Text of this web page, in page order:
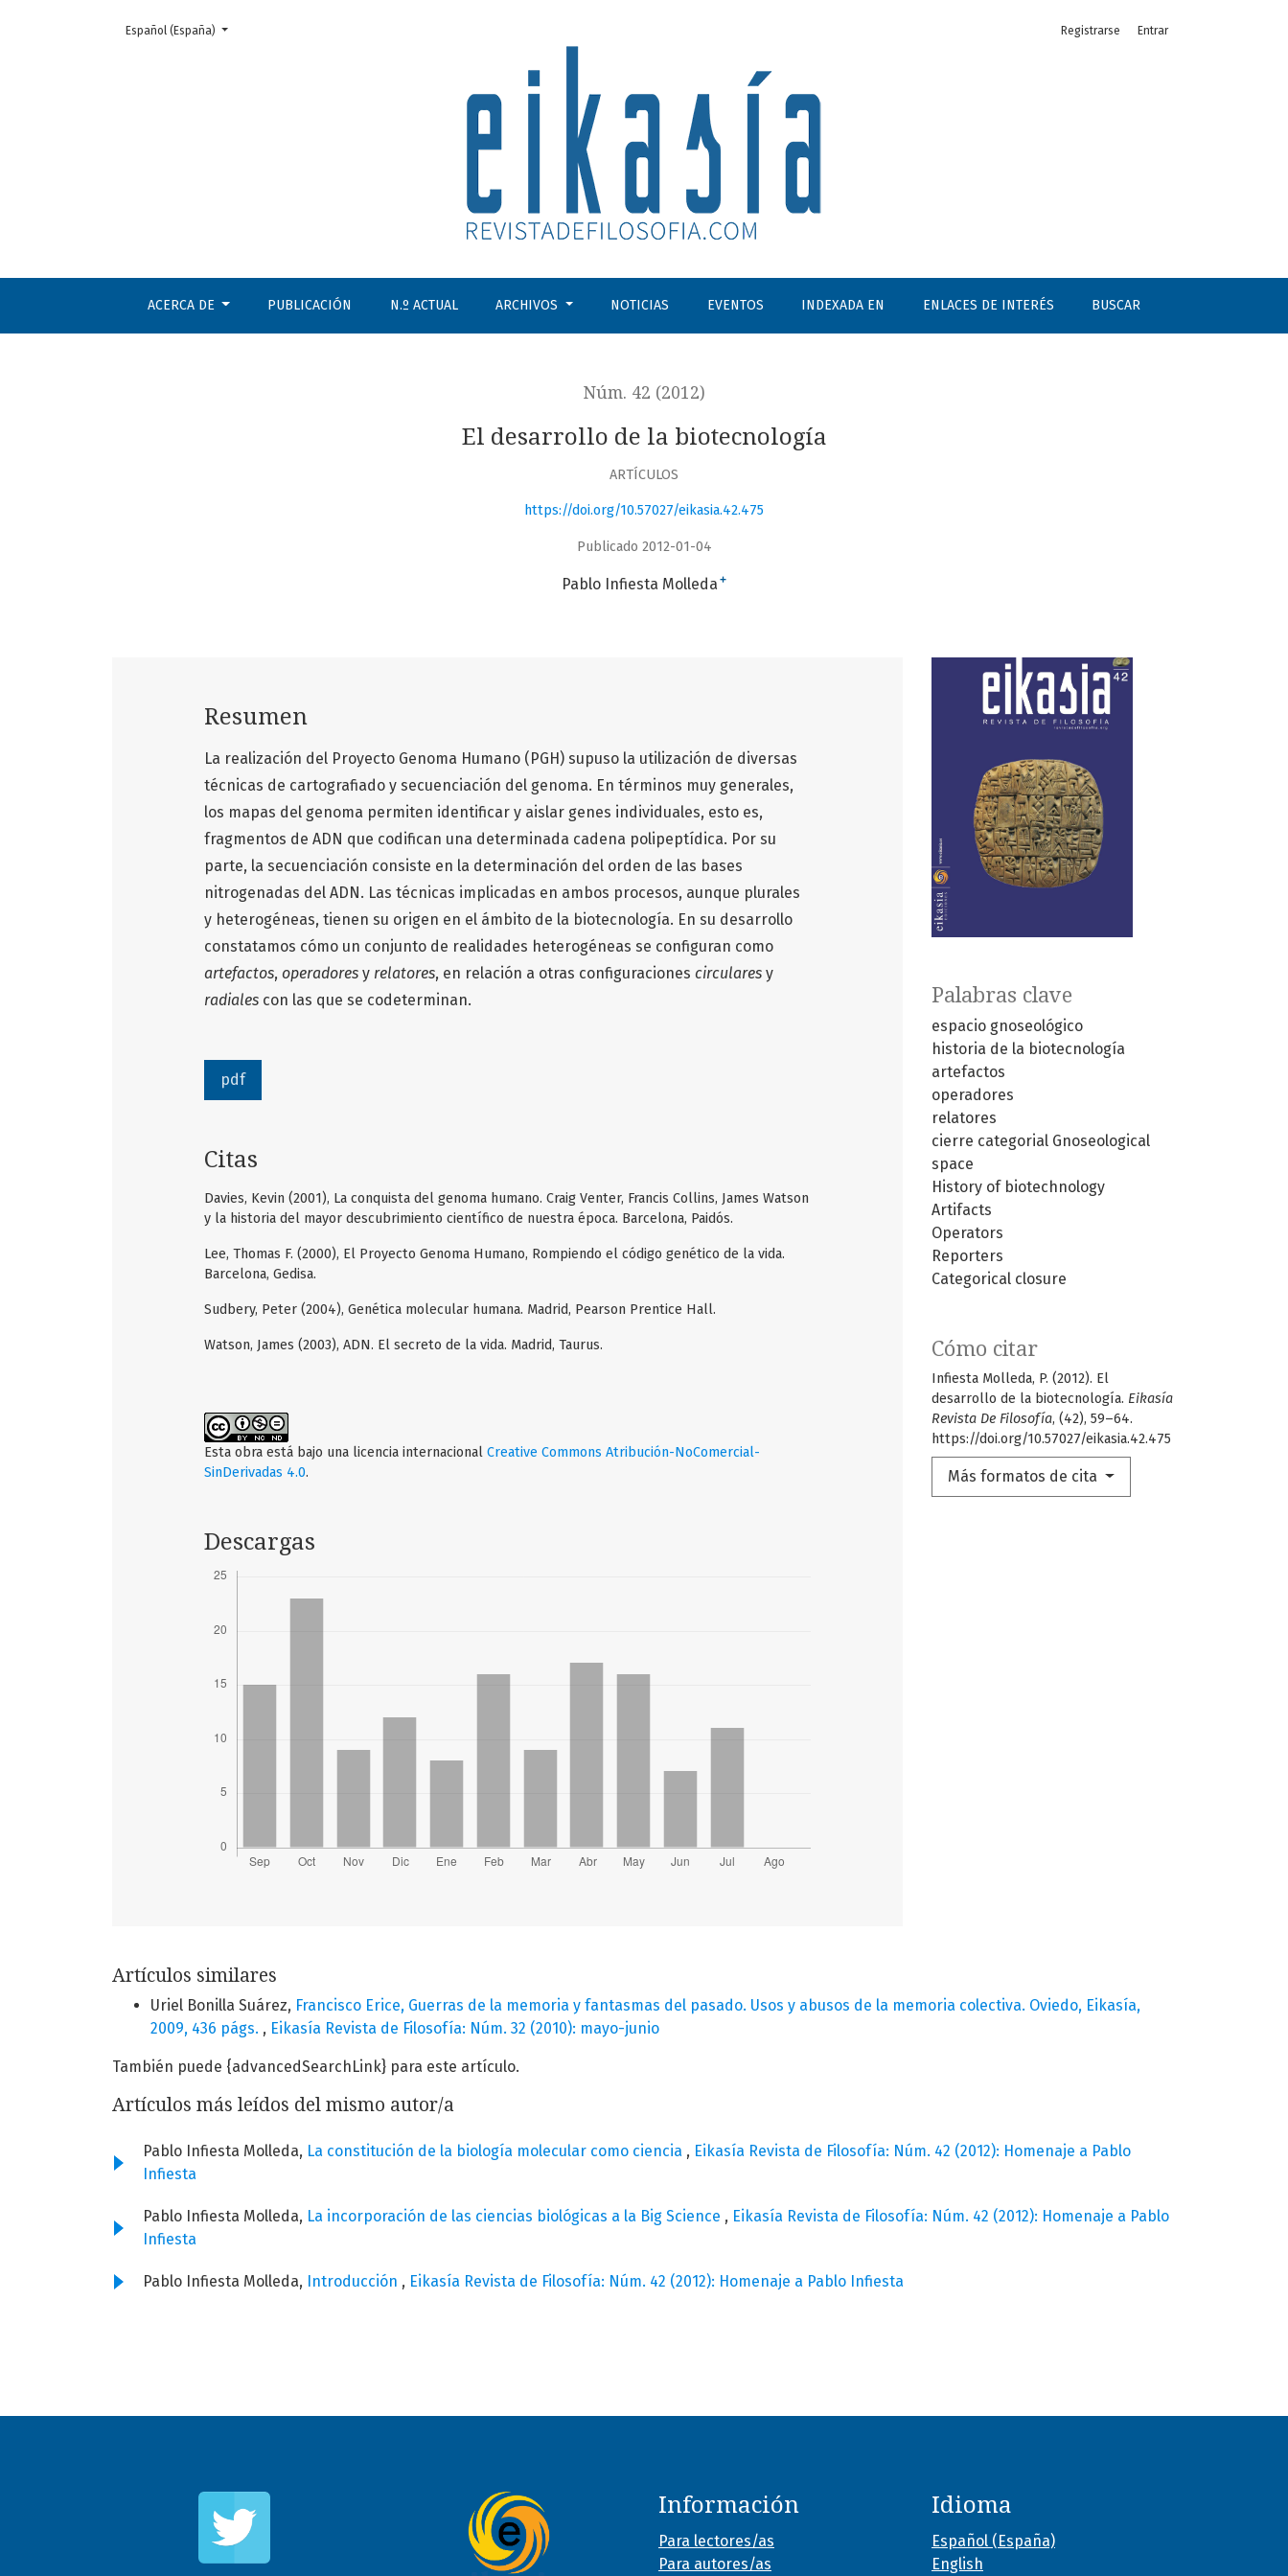
El desarrollo de la biotecnología
Registrarse Entrar
Cambiar el idioma. El actual es:
Español (España)
ACERCA DE PUBLICACIÓN N.º ACTUAL ARCHIVOS NOTICIAS EVENTOS INDEXADA EN ENLACES DE INTERÉS BUSCAR
Núm. 42 (2012)
El desarrollo de la biotecnología
ARTÍCULOS
https://doi.org/10.57027/eikasia.42.475
Publicado 2012-01-04
Pablo Infiesta Molleda +
Palabras clave
espacio gnoseológico
historia de la biotecnología
artefactos
operadores
relatores
cierre categorial Gnoseological
space
History of biotechnology
Artifacts
Operators
Reporters
Categorical closure
Cómo citar
Infiesta Molleda, P. (2012). El
desarrollo de la biotecnología. Eikasía
Revista De Filosofía, (42), 59–64.
https://doi.org/10.57027/eikasia.42.475
Más formatos de cita
Resumen
La realización del Proyecto Genoma Humano (PGH) supuso la utilización de diversas
técnicas de cartografiado y secuenciación del genoma. En términos muy generales,
los mapas del genoma permiten identificar y aislar genes individuales, esto es,
fragmentos de ADN que codifican una determinada cadena polipeptídica. Por su
parte, la secuenciación consiste en la determinación del orden de las bases
nitrogenadas del ADN. Las técnicas implicadas en ambos procesos, aunque plurales
y heterogéneas, tienen su origen en el ámbito de la biotecnología. En su desarrollo
constatamos cómo un conjunto de realidades heterogéneas se configuran como
artefactos, operadores y relatores, en relación a otras configuraciones circulares y
radiales con las que se codeterminan.
pdf
Citas
Davies, Kevin (2001), La conquista del genoma humano. Craig Venter, Francis Collins, James Watson
y la historia del mayor descubrimiento científico de nuestra época. Barcelona, Paidós.
Lee, Thomas F. (2000), El Proyecto Genoma Humano, Rompiendo el código genético de la vida.
Barcelona, Gedisa.
Sudbery, Peter (2004), Genética molecular humana. Madrid, Pearson Prentice Hall.
Watson, James (2003), ADN. El secreto de la vida. Madrid, Taurus.
Esta obra está bajo una licencia internacional Creative Commons Atribución-NoComercial-
SinDerivadas 4.0.
Descargas
Artículos similares
Uriel Bonilla Suárez, Francisco Erice, Guerras de la memoria y fantasmas del pasado. Usos y abusos de la memoria colectiva. Oviedo, Eikasía,
2009, 436 págs. , Eikasía Revista de Filosofía: Núm. 32 (2010): mayo-junio
También puede {advancedSearchLink} para este artículo.
Artículos más leídos del mismo autor/a
Pablo Infiesta Molleda, La constitución de la biología molecular como ciencia , Eikasía Revista de Filosofía: Núm. 42 (2012): Homenaje a Pablo
Infiesta
Pablo Infiesta Molleda, La incorporación de las ciencias biológicas a la Big Science , Eikasía Revista de Filosofía: Núm. 42 (2012): Homenaje a Pablo
Infiesta
Pablo Infiesta Molleda, Introducción , Eikasía Revista de Filosofía: Núm. 42 (2012): Homenaje a Pablo Infiesta
Información
Para lectores/as
Para autores/as
Idioma
Español (España)
English